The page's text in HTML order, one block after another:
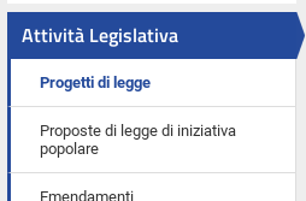
Attività Legislativa
Progetti di legge
Proposte di legge di iniziativa
popolare
Emendamenti